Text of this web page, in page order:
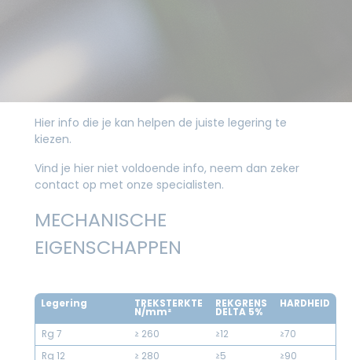
Hier info die je kan helpen de juiste legering te
kiezen.
Vind je hier niet voldoende info, neem dan zeker
contact op met onze specialisten.
MECHANISCHE
EIGENSCHAPPEN
Legering TREKSTERKTE
N/mm²
REKGRENS
DELTA 5%
HARDHEID
Rg 7 ≥ 260 ≥12
≥70
Rg 12
≥ 280 ≥5
≥90